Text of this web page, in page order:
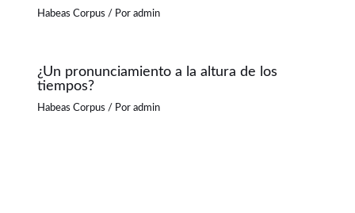
Habeas Corpus / Poradmin
¿Un pronunciamiento a la altura de los
tiempos?
Habeas Corpus / Poradmin